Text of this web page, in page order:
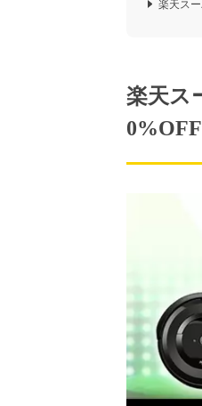
楽天ス
楽天ス